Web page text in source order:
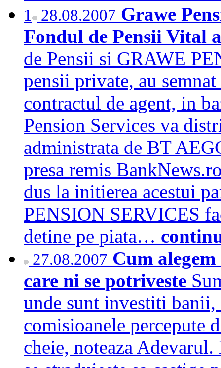
1 28.08.2007 Grawe
Fondul de Pensii Vital
de Pensii si GRAWE
pensii private, au
contractul de agent, in
Pension Services va
administrata de BT
presa remis
dus la initierea acestui
PENSION SERVICES
detine pe piata…
27.08.2007 Cum
care ni se potriveste
unde sunt investiti
comisioanele percepute
cheie, noteaza